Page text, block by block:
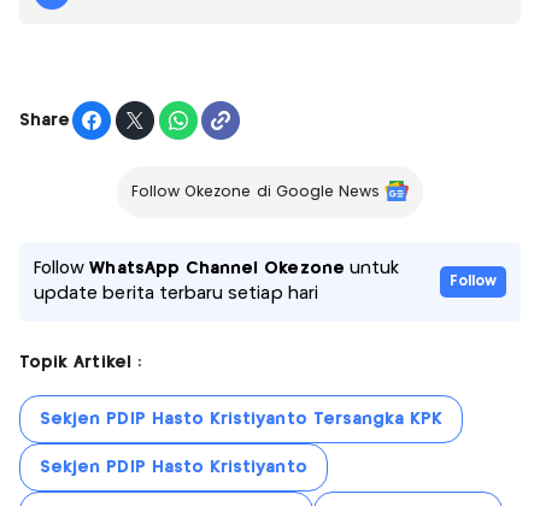
Share
Follow Okezone di Google News
FollowWhatsApp Channel Okezone untuk
update berita terbaru setiap hari
Follow
Topik Artikel :
Sekjen PDIP Hasto Kristiyanto Tersangka KPK
Sekjen PDIP Hasto Kristiyanto